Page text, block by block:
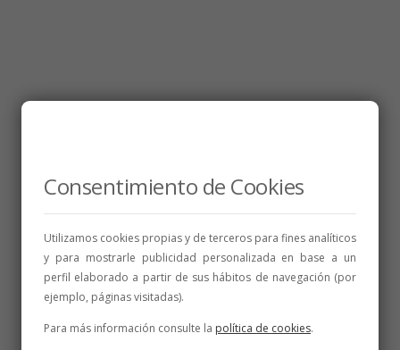
Consentimiento de Cookies
Utilizamos cookies propias y de terceros para fines analíticos
y para mostrarle publicidad personalizada en base a un
perfil elaborado a partir de sus hábitos de navegación (por
ejemplo, páginas visitadas).
Para más información consulte la política de cookies.